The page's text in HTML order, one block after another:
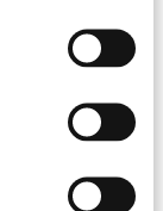
en sød
kan kigge på